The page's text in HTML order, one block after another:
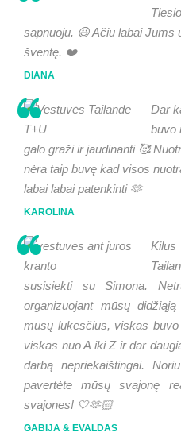
sapnuoju. 😃 Ačiū labai Jums
šventę. ❤️
DIANA
Dar
buvo
galo graži ir jaudinanti 🥰
nėra taip buvę kad visos
labai labai patenkinti 🫶
KAROLINA
susisiekti su Simona.
organizuojant mūsų
mūsų lūkesčius, viskas
viskas nuo A iki Z ir dar
darbą nepriekaištingai.
pavertėte mūsų svajonę
svajones! 🤍🫶🏻
GABIJA & EVALDAS